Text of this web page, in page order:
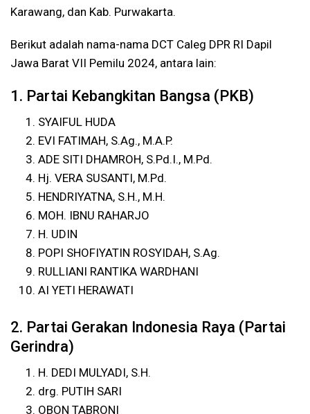
Karawang, dan Kab. Purwakarta.
Berikut adalah nama-nama DCT Caleg DPR RI Dapil
Jawa Barat VII Pemilu 2024, antara lain:
1. Partai Kebangkitan Bangsa (PKB)
SYAIFUL HUDA
EVI FATIMAH, S.Ag., M.A.P.
ADE SITI DHAMROH, S.Pd.I., M.Pd.
Hj. VERA SUSANTI, M.Pd.
HENDRIYATNA, S.H., M.H.
MOH. IBNU RAHARJO
H. UDIN
POPI SHOFIYATIN ROSYIDAH, S.Ag.
RULLIANI RANTIKA WARDHANI
AI YETI HERAWATI
2. Partai Gerakan Indonesia Raya (Partai
Gerindra)
H. DEDI MULYADI, S.H.
drg. PUTIH SARI
OBON TABRONI